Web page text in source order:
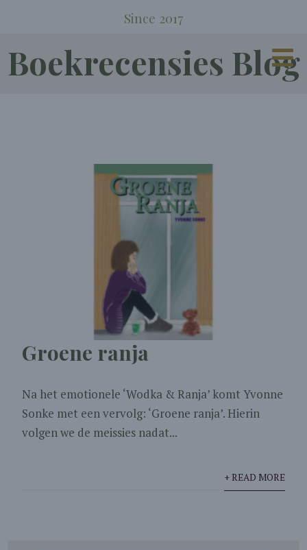
Since 2017
Boekrecensies Blog
Groene ranja
Na het emotionele ‘Wodka & Ranja’ komt Yvonne
Sonke met een vervolg: ‘Groene ranja’. Hierin
volgen we de meissies nadat...
+ READ MORE